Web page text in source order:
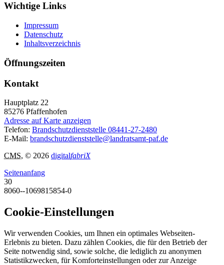
Wichtige Links
Impressum
Datenschutz
Inhaltsverzeichnis
Öffnungszeiten
Kontakt
Hauptplatz 22
85276 Pfaffenhofen
Adresse auf Karte anzeigen
Telefon: Brandschutzdienststelle 08441-27-2480
E-Mail: brandschutzdienststelle@landratsamt-paf.de
CMS, © 2026 digitalfabriX
Seitenanfang
30
8060--1069815854-0
Cookie-Einstellungen
Wir verwenden Cookies, um Ihnen ein optimales Webseiten-
Erlebnis zu bieten. Dazu zählen Cookies, die für den Betrieb der
Seite notwendig sind, sowie solche, die lediglich zu anonymen
Statistikzwecken, für Komforteinstellungen oder zur Anzeige